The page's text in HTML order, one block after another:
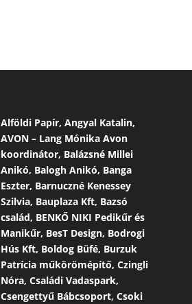
Alföldi Papír, Angyal Katalin,
AVON – Lang Mónika Avon
koordinátor, Balázsné Millei
Anikó, Balogh Anikó, Banga
Eszter, Barnuczné Kenessey
Szilvia, Bauplaza Kft, Bazsó
család, BENKŐ NIKI Pedikűr és
Manikűr, BesT Design, Bodrogi
Hús Kft, Boldog Büfé, Burzuk
Patrícia műkörömépítő, Czingli
Nóra, Családi Vadaspark,
Csengettyű Bábcsoport, Csoki